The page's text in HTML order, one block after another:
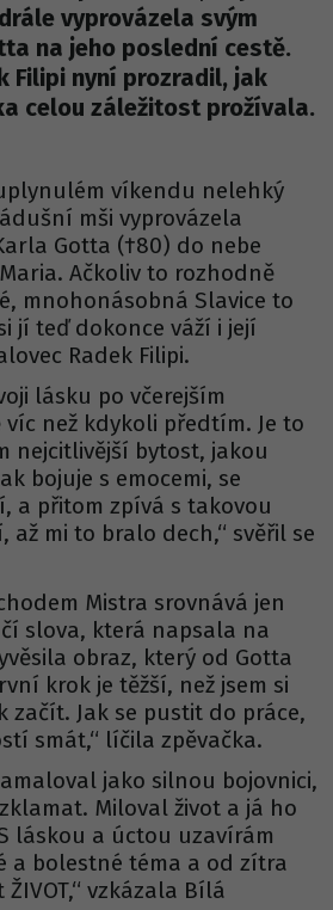
vyprovázela svým
na jeho poslední cestě.
Filipi nyní prozradil, jak
celou záležitost prožívala.
víkendu nelehký
mši vyprovázela
Gotta (†80) do nebe
Ačkoliv to rozhodně
mnohonásobná Slavice to
jí teď dokonce váží i její
Radek Filipi.
lásku po včerejším
než kdykoli předtím. Je to
nejcitlivější bytost, jakou
bojuje s emocemi, se
a přitom zpívá s takovou
až mi to bralo dech,“ svěřil se
Mistra srovnává jen
slova, která napsala na
obraz, který od Gotta
krok je těžší, než jsem si
začít. Jak se pustit do práce,
smát,“ líčila zpěvačka.
jako silnou bojovnici,
Miloval život a já ho
láskou a úctou uzavírám
a bolestné téma a od zítra
vzkázala Bílá